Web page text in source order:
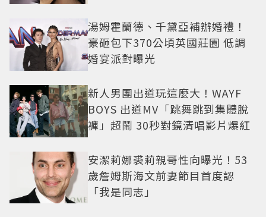
湯姆霍蘭德、千黛亞補辦婚禮！
豪砸包下370公頃英國莊園 低調
婚宴派對曝光
新人男團出道玩這麼大！WAYF
BOYS 出道MV「跳舞跳到集體脫
褲」超鬧 30秒對鏡清唱影片爆紅
安潔莉娜裘莉親哥性向曝光！53
歲詹姆斯海文前妻節目首度認
「我是同志」